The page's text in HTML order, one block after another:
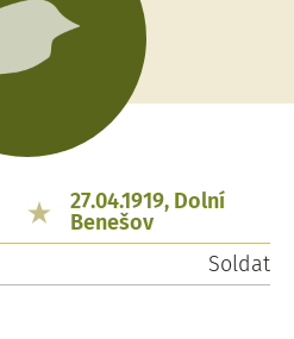
27.04.1919, Dolní
Benešov
Soldat